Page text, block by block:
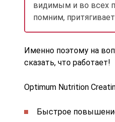
видимым и во всех
помним,
Именно поэтому на
сказать, что работает!
Optimum Nutrition
Быстрое